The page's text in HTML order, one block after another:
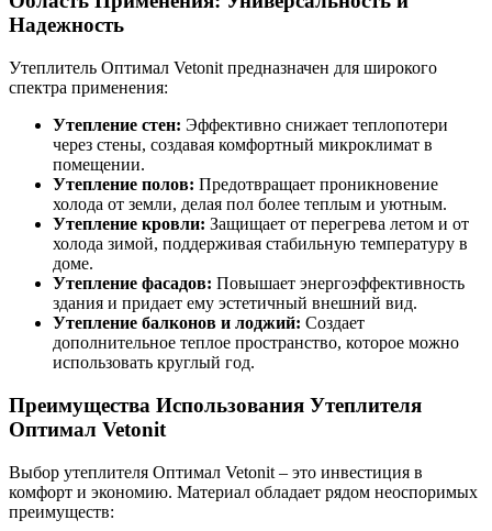
Надежность
Утеплитель Оптимал Vetonit предназначен для широкого
спектра применения:
Утепление стен: Эффективно снижает теплопотери
через стены, создавая комфортный микроклимат в
помещении.
Утепление полов: Предотвращает проникновение
холода от земли, делая пол более теплым и уютным.
Утепление кровли: Защищает от перегрева летом и от
холода зимой, поддерживая стабильную температуру в
доме.
Утепление фасадов: Повышает энергоэффективность
здания и придает ему эстетичный внешний вид.
Утепление балконов и лоджий: Создает
дополнительное теплое пространство, которое можно
использовать круглый год.
Преимущества Использования Утеплителя
Оптимал Vetonit
Выбор утеплителя Оптимал Vetonit – это инвестиция в
комфорт и экономию. Материал обладает рядом неоспоримых
преимуществ: